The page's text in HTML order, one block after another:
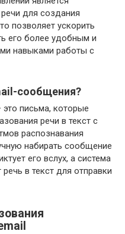
для создания
позволяет ускорить
его более удобным и
навыками работы с
сообщения?
письма, которые
речи в текст с
распознавания
набирать сообщение
его вслух, а система
в текст для отправки